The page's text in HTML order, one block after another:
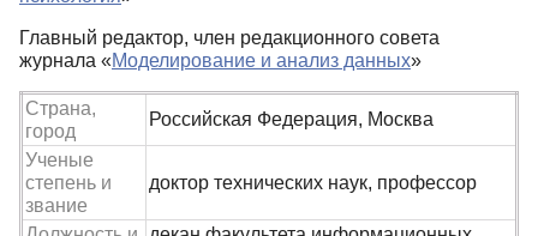
Главный редактор, член редакционного совета
журнала «Моделирование и анализ данных»
Страна,
город
Российская Федерация, Москва
Ученые
степень и
звание
доктор технических наук, профессор